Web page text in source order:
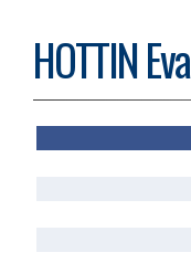
HOTTIN Eva